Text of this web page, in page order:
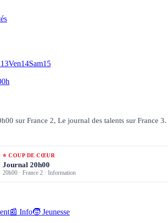
13Ven14Sam15
sur France 2, Le journal des talents sur France 3.
⭐ COUP DE CŒUR
Journal 20h00
20h00 · France 2 · Information
📰 Info🧒 Jeunesse